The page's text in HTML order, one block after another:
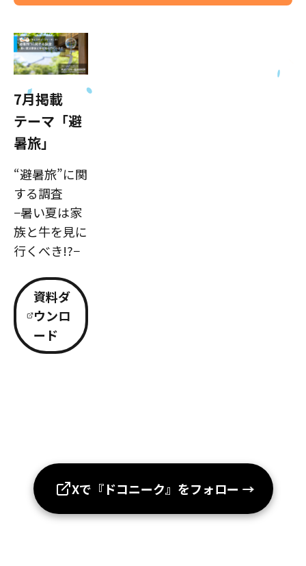
7月掲載
テーマ「避
暑旅」
“避暑旅”に関
する調査
−暑い夏は家
族と牛を見に
行くべき!?−
資料ダ
ウンロ
ード
Xで『ドコニーク』をフォロー →